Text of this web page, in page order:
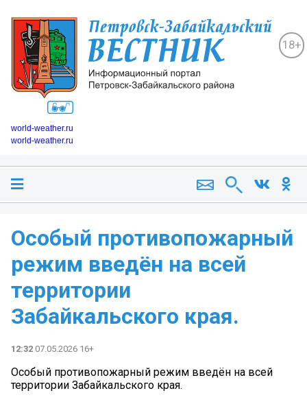
18+
world-weather.ru
world-weather.ru
Особый противопожарный
режим введён на всей
территории
Забайкальского края.
12:32 07.05.2026 16+
Особый противопожарный режим введён на всей
территории Забайкальского края.